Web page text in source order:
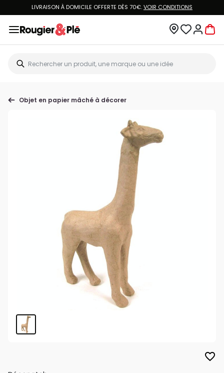
LIVRAISON À DOMICILE OFFERTE DÈS 70€.VOIR CONDITIONS
Objet en papier mâché à décorer
favorite_border